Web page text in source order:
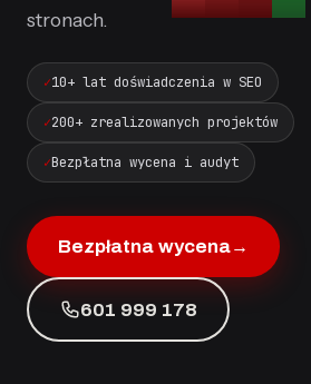
stronach.
10+ lat doświadczenia w SEO
200+ zrealizowanych projektów
Bezpłatna wycena i audyt
Bezpłatna wycena→
601 999 178